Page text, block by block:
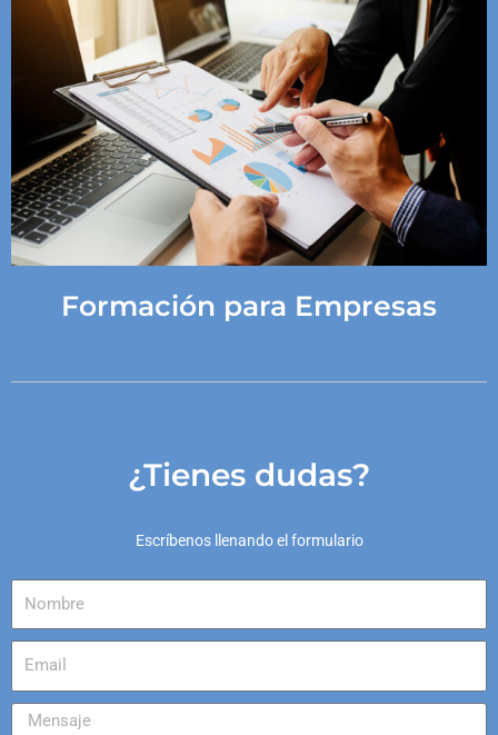
Formación para Empresas
¿Tienes dudas?
Escríbenos llenando el formulario